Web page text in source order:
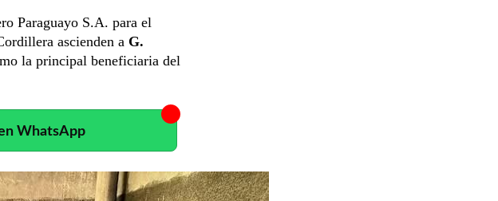
Paraguayo S.A. para el
ascienden a G.
la principal beneficiaria del
WhatsApp